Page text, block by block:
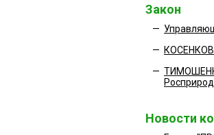
Закон
—
— КОСЕНКОВ
—
Новости